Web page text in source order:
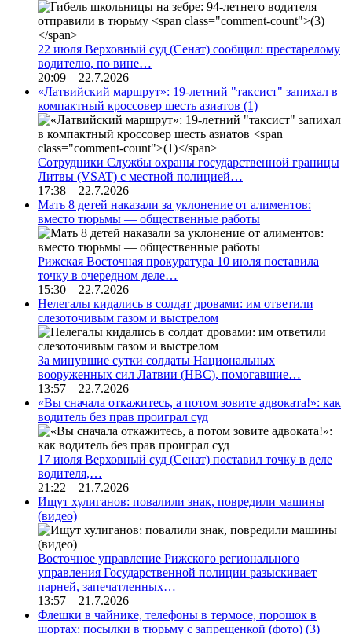
22 июля Верховный суд (Сенат) сообщил: престарелому
водителю, по вине…
20:09 22.7.2026
«Латвийский маршрут»: 19-летний "таксист" запихал в
компактный кроссовер шесть азиатов (1)
Сотрудники Службы охраны государственной границы
Литвы (VSAT) с местной полицией…
17:38 22.7.2026
Мать 8 детей наказали за уклонение от алиментов:
вместо тюрьмы — общественные работы
Рижская Восточная прокуратура 10 июля поставила
точку в очередном деле…
15:30 22.7.2026
Нелегалы кидались в солдат дровами: им ответили
слезоточивым газом и выстрелом
За минувшие сутки солдаты Национальных
вооруженных сил Латвии (НВС), помогавшие…
13:57 22.7.2026
«Вы сначала откажитесь, а потом зовите адвоката!»: как
водитель без прав проиграл суд
17 июля Верховный суд (Сенат) поставил точку в деле
водителя,…
21:22 21.7.2026
Ищут хулиганов: повалили знак, повредили машины
(видео)
Восточное управление Рижского регионального
управления Государственной полиции разыскивает
парней, запечатленных…
13:57 21.7.2026
Флешки в чайнике, телефоны в термосе, порошок в
шортах: посылки в тюрьму с запрещенкой (фото) (3)